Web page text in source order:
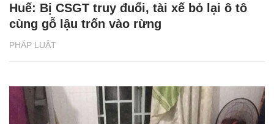
PHÁP LUẬT
Huế: Bị CSGT truy đuổi, tài xế bỏ lại ô tô
cùng gỗ lậu trốn vào rừng